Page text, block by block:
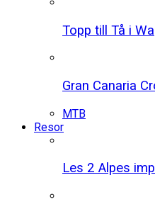
Topp till Tå i
Gran Canaria
MTB
Resor
Les 2 Alpes